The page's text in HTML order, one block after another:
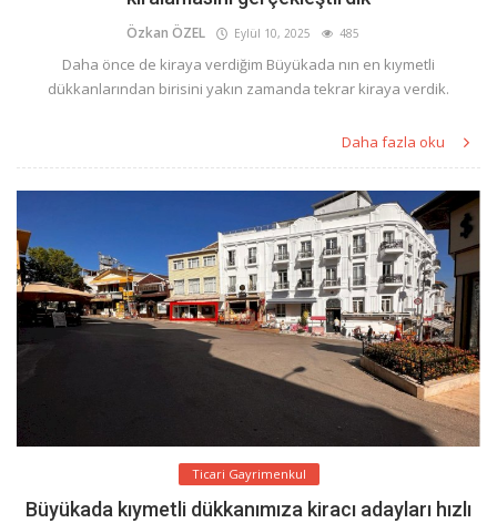
Özkan ÖZEL Eylül 10, 2025 485
Daha önce de kiraya verdiğim Büyükada nın en kıymetli
dükkanlarından birisini yakın zamanda tekrar kiraya verdik.
Daha fazla oku
Ticari Gayrimenkul
Büyükada kıymetli dükkanımıza kiracı adayları hızlı